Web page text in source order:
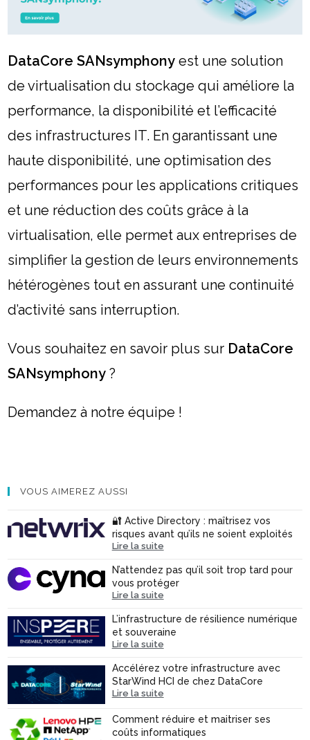
DataCore SANsymphony est une solution
de virtualisation du stockage qui améliore la
performance, la disponibilité et l’efficacité
des infrastructures IT. En garantissant une
haute disponibilité, une optimisation des
performances pour les applications critiques
et une réduction des coûts grâce à la
virtualisation, elle permet aux entreprises de
simplifier la gestion de leurs environnements
hétérogènes tout en assurant une continuité
d’activité sans interruption.
Vous souhaitez en savoir plus sur DataCore
SANsymphony ?
Demandez à notre équipe !
VOUS AIMEREZ AUSSI
🔐 Active Directory : maîtrisez vos
risques avant qu’ils ne soient exploités
Lire la suite
N’attendez pas qu’il soit trop tard pour
vous protéger
Lire la suite
L’infrastructure de résilience numérique
et souveraine
Lire la suite
Accélérez votre infrastructure avec
StarWind HCI de chez DataCore
Lire la suite
Comment réduire et maitriser ses
coûts informatiques